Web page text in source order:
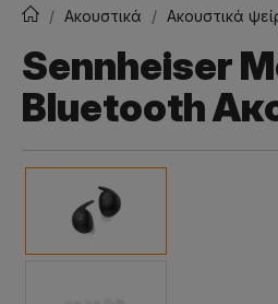
Ακουστικά Ακουστικά
Sennheiser
Bluetooth